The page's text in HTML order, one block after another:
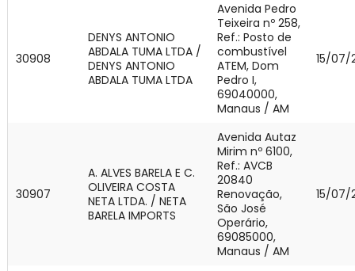
30908
DENYS ANTONIO
ABDALA TUMA LTDA /
DENYS ANTONIO
ABDALA TUMA LTDA
Avenida Pedro
Teixeira nº 258,
Ref.: Posto de
combustível
ATEM, Dom
Pedro I,
69040000,
Manaus / AM
15/07/
30907
A. ALVES BARELA E C.
OLIVEIRA COSTA
NETA LTDA. / NETA
BARELA IMPORTS
Avenida Autaz
Mirim nº 6100,
Ref.: AVCB
20840
Renovação,
São José
Operário,
69085000,
Manaus / AM
15/07/